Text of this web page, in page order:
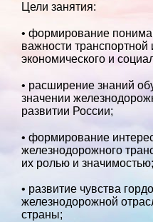
Цели занятия:
• формирование
важности
экономического и
• расширение знаний
значении
развитии России;
• формирование
железнодорожного
их ролью и значимостью;
• развитие чувства
железнодорожной
страны;